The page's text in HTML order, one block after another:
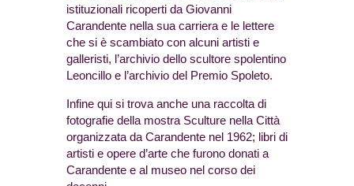
istituzionali ricoperti da Giovanni
Carandente nella sua carriera e le lettere
che si è scambiato con alcuni artisti e
galleristi, l’archivio dello scultore spolentino
Leoncillo e l’archivio del Premio Spoleto.
Infine qui si trova anche una raccolta di
fotografie della mostra Sculture nella Città
organizzata da Carandente nel 1962; libri di
artisti e opere d’arte che furono donati a
Carandente e al museo nel corso dei